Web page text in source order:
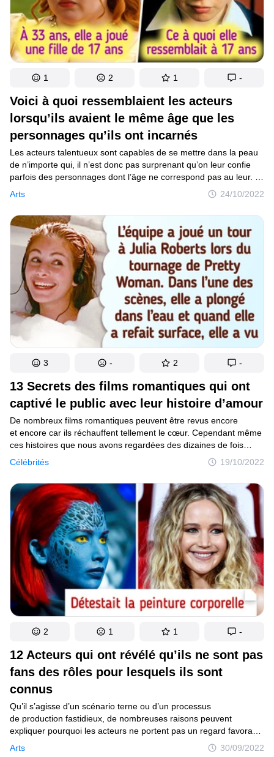
Voici à quoi ressemblaient les acteurs
lorsqu’ils avaient le même âge que les
personnages qu’ils ont incarnés
Arts 24/10/2022
Les acteurs talentueux sont capables de se mettre dans la peau
de n’importe qui, il n’est donc pas surprenant qu’on leur confie
parfois des personnages dont l’âge ne correspond pas au leur. Ils
s’en sortent avec brio et on n’a rien à leur reprocher. Et pourtant,
il est curieux de découvrir à quoi ressemblaient dans la vraie vie
les acteurs lorsqu’ils avaient le même âge que les personnages
qu’ils ont incarnés.
1 2 1 -
13 Secrets des films romantiques qui ont
captivé le public avec leur histoire d’amour
Célébrités 19/10/2022
De nombreux films romantiques peuvent être revus encore
et encore car ils réchauffent tellement le cœur. Cependant même
ces histoires que nous avons regardées des dizaines de fois
cachent souvent des détails invisibles pour le public.
3 - 2 -
12 Acteurs qui ont révélé qu’ils ne sont pas
fans des rôles pour lesquels ils sont
connus
Arts 30/09/2022
Qu’il s’agisse d’un scénario terne ou d’un processus
de production fastidieux, de nombreuses raisons peuvent
expliquer pourquoi les acteurs ne portent pas un regard favorable
sur un film dans lequel ils ont joué ou sur un personnage qu’ils
2 1 1 -